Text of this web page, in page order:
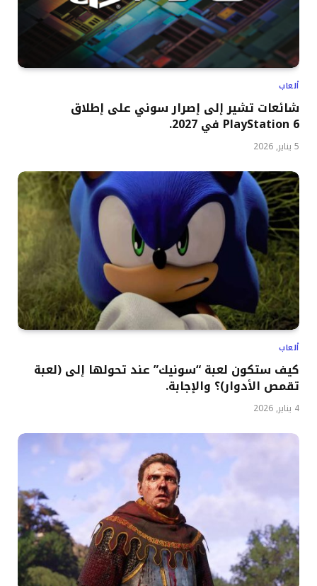
ألعاب
شائعات تشير إلى إصرار سوني على إطلاق
PlayStation 6 في 2027.
5 يناير, 2026
ألعاب
كيف ستكون لعبة “سونيك” عند تحولها إلى (لعبة
تقمص الأدوار)؟ والإجابة.
4 يناير, 2026